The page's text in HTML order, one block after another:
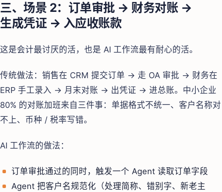
三、场景 2：订单审批 → 财务对账 →
生成凭证 → 入应收账款
这是会计最讨厌的活，也是 AI 工作流最有耐心的活。
传统做法：销售在 CRM 提交订单 → 走 OA 审批 → 财务在
ERP 手工录入 → 月末对账 → 出凭证 → 进总账。中小企业
80% 的对账加班来自三件事：单据格式不统一、客户名称对
不上、币种 / 税率写错。
AI 工作流的做法：
订单审批通过的同时，触发一个 Agent 读取订单字段
Agent 把客户名规范化（处理简称、错别字、新老主